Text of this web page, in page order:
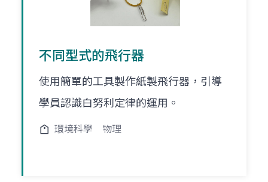
不同型式的飛行器
使用簡單的工具製作紙製飛行器，引導
學員認識白努利定律的運用。
環境科學 物理